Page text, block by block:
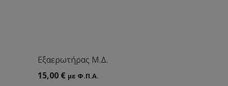
Eξαερωτήρας Μ.Δ.
15,00 € με Φ.Π.Α.